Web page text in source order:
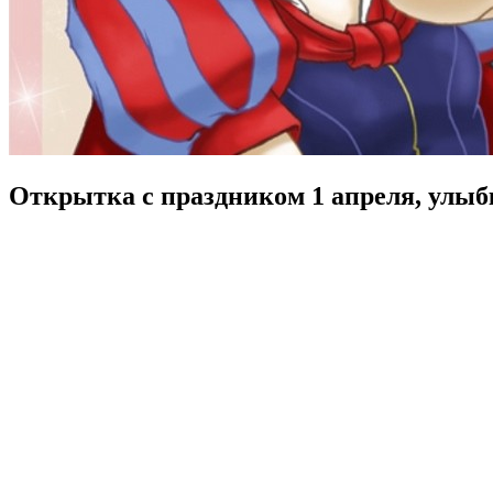
Открытка с праздником 1 апреля,